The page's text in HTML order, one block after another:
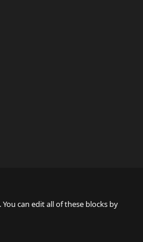
can edit all of these blocks by